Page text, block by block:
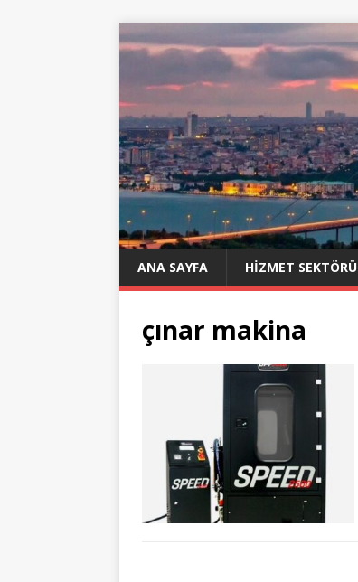
ANA SAYFA HIZMET SEKTÖRÜ
çınar makina